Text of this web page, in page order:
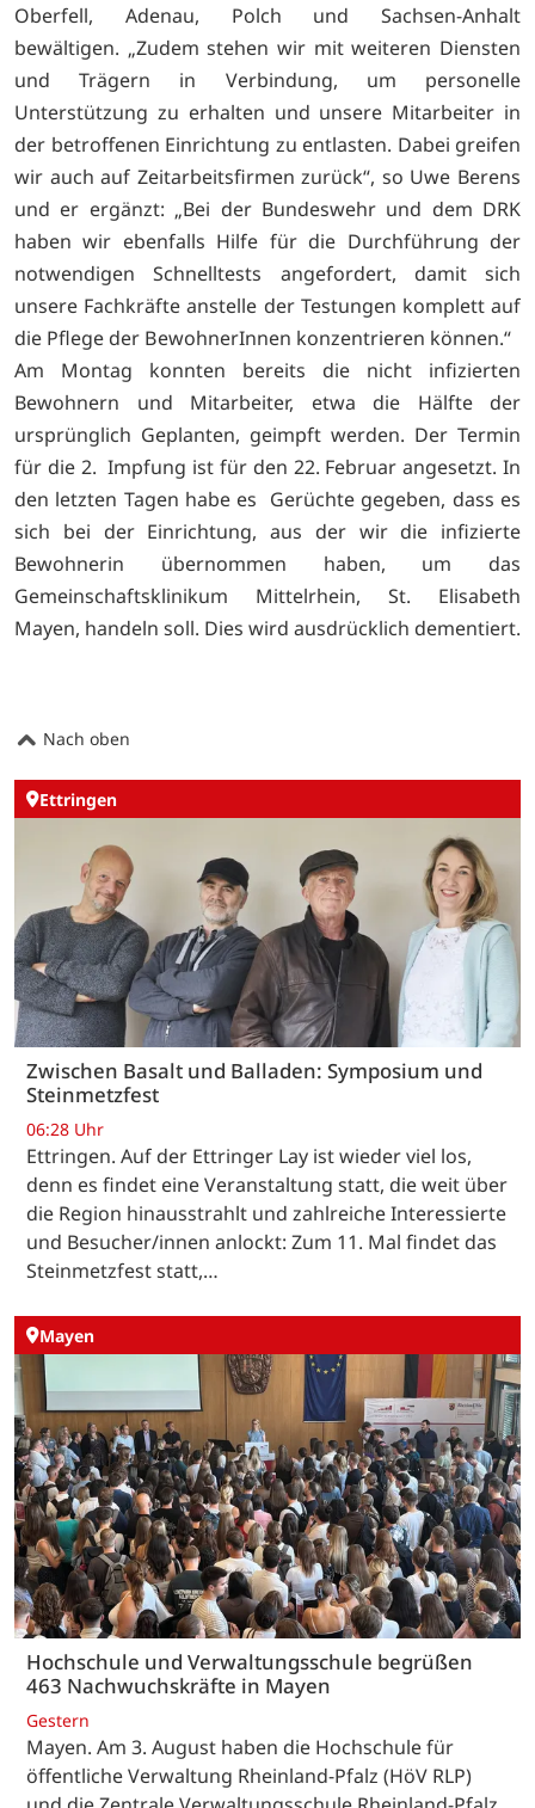
Oberfell, Adenau, Polch und Sachsen-Anhalt
bewältigen. „Zudem stehen wir mit weiteren Diensten
und Trägern in Verbindung, um personelle
Unterstützung zu erhalten und unsere Mitarbeiter in
der betroffenen Einrichtung zu entlasten. Dabei greifen
wir auch auf Zeitarbeitsfirmen zurück“, so Uwe Berens
und er ergänzt: „Bei der Bundeswehr und dem DRK
haben wir ebenfalls Hilfe für die Durchführung der
notwendigen Schnelltests angefordert, damit sich
unsere Fachkräfte anstelle der Testungen komplett auf
die Pflege der BewohnerInnen konzentrieren können.“
Am Montag konnten bereits die nicht infizierten
Bewohnern und Mitarbeiter, etwa die Hälfte der
ursprünglich Geplanten, geimpft werden. Der Termin
für die 2. Impfung ist für den 22. Februar angesetzt. In
den letzten Tagen habe es Gerüchte gegeben, dass es
sich bei der Einrichtung, aus der wir die infizierte
Bewohnerin übernommen haben, um das
Gemeinschaftsklinikum Mittelrhein, St. Elisabeth
Mayen, handeln soll. Dies wird ausdrücklich dementiert.
Nach oben
Ettringen
Zwischen Basalt und Balladen: Symposium und
Steinmetzfest
06:28 Uhr
Ettringen. Auf der Ettringer Lay ist wieder viel los,
denn es findet eine Veranstaltung statt, die weit über
die Region hinausstrahlt und zahlreiche Interessierte
und Besucher/innen anlockt: Zum 11. Mal findet das
Steinmetzfest statt,…
Mayen
Hochschule und Verwaltungsschule begrüßen
463 Nachwuchskräfte in Mayen
Gestern
Mayen. Am 3. August haben die Hochschule für
öffentliche Verwaltung Rheinland-Pfalz (HöV RLP)